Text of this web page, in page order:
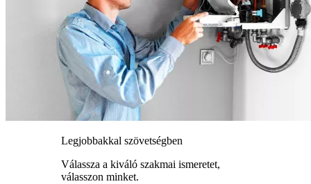
Legjobbakkal szövetségben
Válassza a kiváló szakmai ismeretet,
válasszon minket.